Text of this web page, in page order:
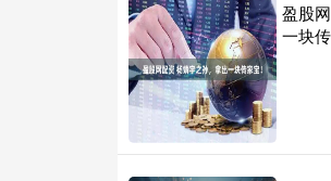
盈股
一块